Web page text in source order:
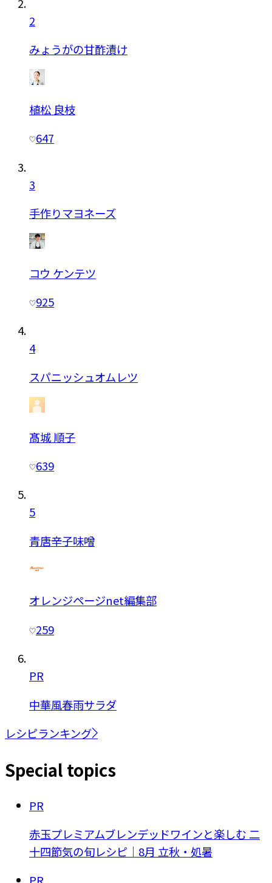
2
みょうがの甘酢漬け
植松 良枝
647
3
手作りマヨネーズ
コウ ケンテツ
925
4
スパニッシュオムレツ
髙城 順子
639
5
青唐辛子味噌
オレンジページnet編集部
259
PR
中華風春雨サラダ
レシピランキング
Special topics
PR
赤玉プレミアムブレンデッドワインと楽しむ 二
十四節気の旬レシピ｜8月 立秋・処暑